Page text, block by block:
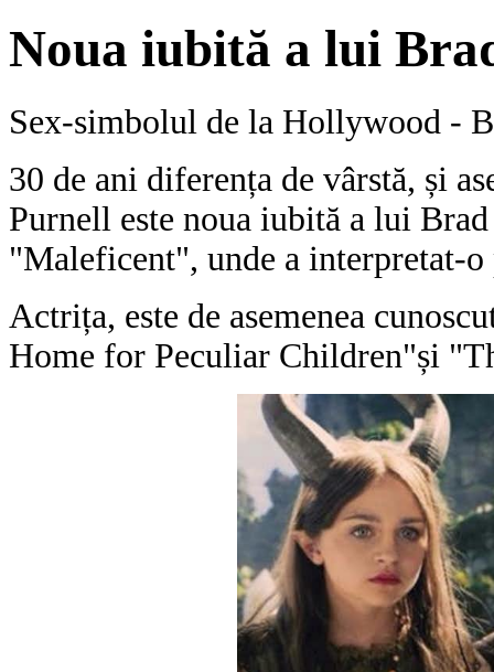
Noua iubită a lui
Sex-simbolul de la Hollywood -
30 de ani diferența de vârstă, și
Purnell este noua iubită a lui
"Maleficent", unde a interpretat-
Actrița, este de asemenea
Home for Peculiar Children"și